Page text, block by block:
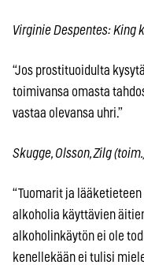
Virginie Despentes: King
“Jos prostituoidulta
toimivansa omasta
vastaa olevansa uhri.”
Skugge, Olsson, Zilg
“Tuomarit ja
alkoholia käyttävien
alkoholinkäytön ei ole
kenellekään ei tulisi